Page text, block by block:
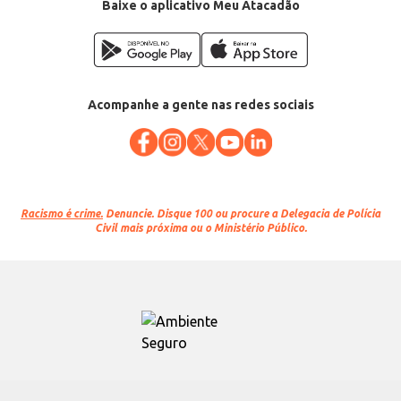
Acompanhe a gente nas redes sociais
Racismo é crime. Denuncie. Disque 100 ou procure a Delegacia de Polícia
Civil mais próxima ou o Ministério Público.